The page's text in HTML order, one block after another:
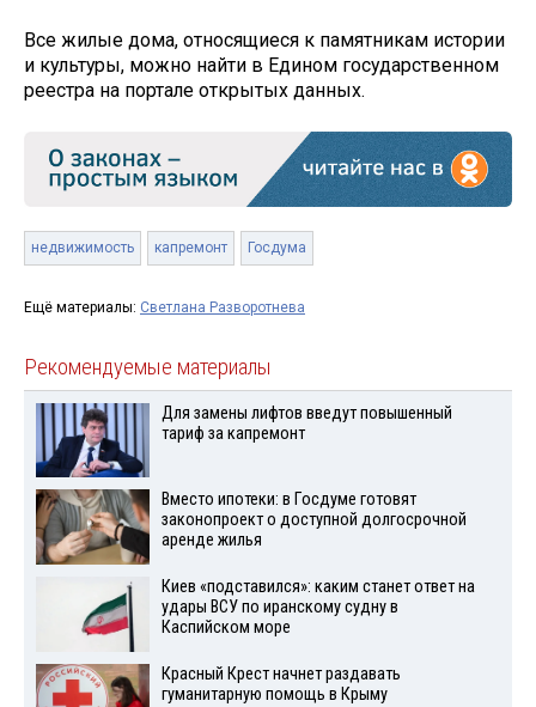
Все жилые дома, относящиеся к памятникам истории
и культуры, можно найти в Едином государственном
реестра на портале открытых данных.
недвижимость капремонт Госдума
Ещё материалы: Светлана Разворотнева
Рекомендуемые материалы
Для замены лифтов введут повышенный
тариф за капремонт
Вместо ипотеки: в Госдуме готовят
законопроект о доступной долгосрочной
аренде жилья
Киев «подставился»: каким станет ответ на
удары ВСУ по иранскому судну в
Каспийском море
Красный Крест начнет раздавать
гуманитарную помощь в Крыму